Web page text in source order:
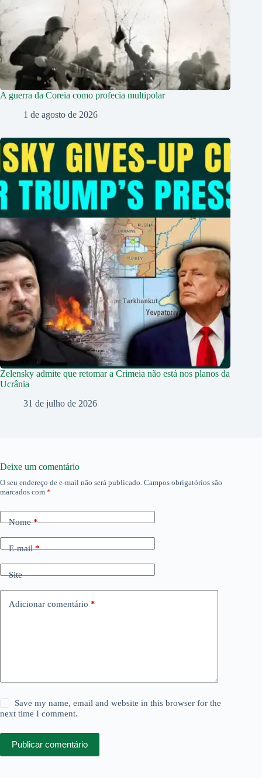
A guerra da Coreia como profecia multipolar
1 de agosto de 2026
Zelensky admite que retomar a Crimeia não está nos planos da
Ucrânia
31 de julho de 2026
Deixe um comentário
O seu endereço de e-mail não será publicado. Campos obrigatórios são
marcados com *
Nome*
E-mail*
Site
Adicionar comentário *
Save my name, email and website in this browser for the
next time I comment.
Publicar comentário